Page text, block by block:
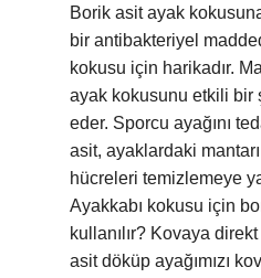
Borik asit ayak
bir antibakteriyel
kokusu için harikadır.
ayak kokusunu etkili bir
eder. Sporcu ayağını
asit, ayaklardaki
hücreleri temizlemeye
Ayakkabı kokusu için
kullanılır? Kovaya
asit döküp ayağımızı